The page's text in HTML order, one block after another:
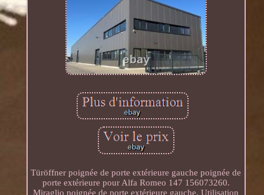
Türöffner poignée de porte extérieure gauche poignée de
porte extérieure pour Alfa Romeo 147 156073260.
Miraglio poignée de porte extérieure gauche. Utilisation